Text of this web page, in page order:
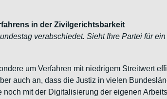
in der Zivilgerichtsbarkeit
verabschiedet. Sieht Ihre Partei für
um Verfahren mit niedrigem Streitwert
auch an, dass die Justiz in vielen
mit der Digitalisierung der eigenen